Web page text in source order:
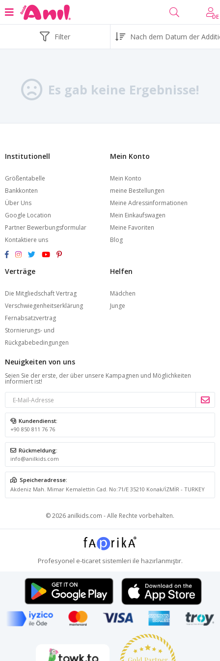
DE
Filter
Es gab keine Ergebnisse!
Institutionell
Größentabelle
Bankkonten
Über Uns
Google Location
Partner Bewerbungsformular
Kontaktiere uns
Mein Konto
Mein Konto
meine Bestellungen
Meine Adressinformationen
Mein Einkaufswagen
Meine Favoriten
Blog
Verträge
Die Mitgliedschaft Vertrag
Verschwiegenheitserklärung
Fernabsatzvertrag
Stornierungs- und
Rückgabebedingungen
Helfen
Mädchen
Junge
Neuigkeiten von uns
Seien Sie der erste, der über unsere Kampagnen und Möglichkeiten
informiert ist!
Kundendienst:
+90 850 811 76 76
Rückmeldung:
info@anilkids.com
Speicheradresse:
Akdeniz Mah. Mimar Kemalettin Cad. No:71/E 35210 Konak/İZMİR - TURKEY
© 2026 anilkids.com - Alle Rechte vorbehalten.
Profesyonel e-ticaretsistemleri ile hazırlanmıştır.